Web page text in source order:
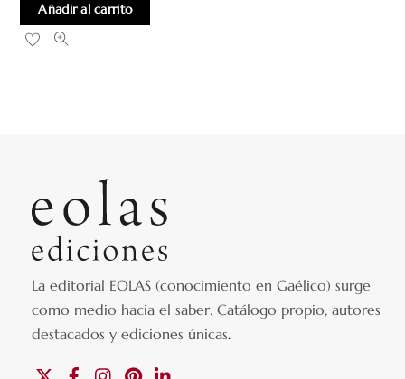
Añadir al carrito
La editorial EOLAS (conocimiento en Gaélico) surge
como medio hacia el saber.Catálogo propio, autores
destacados y ediciones únicas.
FacebookInstagramPinterest